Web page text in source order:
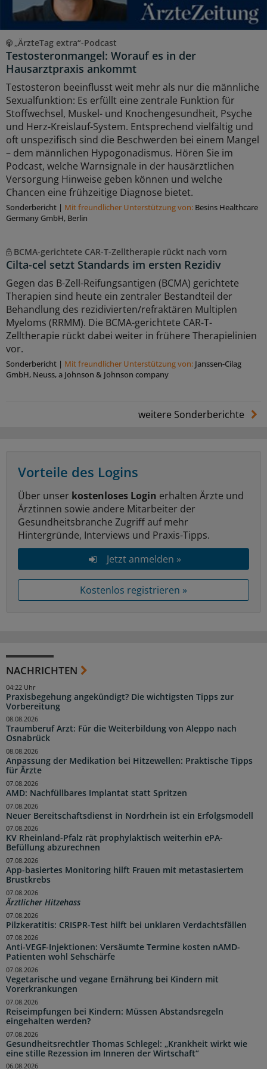
„ÄrzteTag extra“-Podcast
Testosteronmangel: Worauf es in der
Hausarztpraxis ankommt
Testosteron beeinflusst weit mehr als nur die männliche
Sexualfunktion: Es erfüllt eine zentrale Funktion für
Stoffwechsel, Muskel- und Knochengesundheit, Psyche
und Herz-Kreislauf-System. Entsprechend vielfältig und
oft unspezifisch sind die Beschwerden bei einem Mangel
– dem männlichen Hypogonadismus. Hören Sie im
Podcast, welche Warnsignale in der hausärztlichen
Versorgung Hinweise geben können und welche
Chancen eine frühzeitige Diagnose bietet.
Sonderbericht | Mit freundlicher Unterstützung von: Besins Healthcare
Germany GmbH, Berlin
BCMA-gerichtete CAR-T-Zelltherapie rückt nach vorn
Cilta-cel setzt Standards im ersten Rezidiv
Gegen das B-Zell-Reifungsantigen (BCMA) gerichtete
Therapien sind heute ein zentraler Bestandteil der
Behandlung des rezidivierten/refraktären Multiplen
Myeloms (RRMM). Die BCMA-gerichtete CAR-T-
Zelltherapie rückt dabei weiter in frühere Therapielinien
vor.
Sonderbericht | Mit freundlicher Unterstützung von: Janssen-Cilag
GmbH, Neuss, a Johnson & Johnson company
weitere Sonderberichte
Vorteile des Logins
Über unser kostenloses Login erhalten Ärzte und
Ärztinnen sowie andere Mitarbeiter der
Gesundheitsbranche Zugriff auf mehr
Hintergründe, Interviews und Praxis-Tipps.
Jetzt anmelden »
Kostenlos registrieren »
NACHRICHTEN
Praxisbegehung angekündigt? Die wichtigsten Tipps zur
Vorbereitung
04:22 Uhr
Traumberuf Arzt: Für die Weiterbildung von Aleppo nach
Osnabrück
08.08.2026
Anpassung der Medikation bei Hitzewellen: Praktische Tipps
für Ärzte
08.08.2026
AMD: Nachfüllbares Implantat statt Spritzen
07.08.2026
Neuer Bereitschaftsdienst in Nordrhein ist ein Erfolgsmodell
07.08.2026
KV Rheinland-Pfalz rät prophylaktisch weiterhin ePA-
Befüllung abzurechnen
07.08.2026
App-basiertes Monitoring hilft Frauen mit metastasiertem
Brustkrebs
07.08.2026
Ärztlicher Hitzehass
07.08.2026
Pilzkeratitis: CRISPR-Test hilft bei unklaren Verdachtsfällen
07.08.2026
Anti-VEGF-Injektionen: Versäumte Termine kosten nAMD-
Patienten wohl Sehschärfe
07.08.2026
Vegetarische und vegane Ernährung bei Kindern mit
Vorerkrankungen
07.08.2026
Reiseimpfungen bei Kindern: Müssen Abstandsregeln
eingehalten werden?
07.08.2026
Gesundheitsrechtler Thomas Schlegel: „Krankheit wirkt wie
eine stille Rezession im Inneren der Wirtschaft“
07.08.2026
06.08.2026